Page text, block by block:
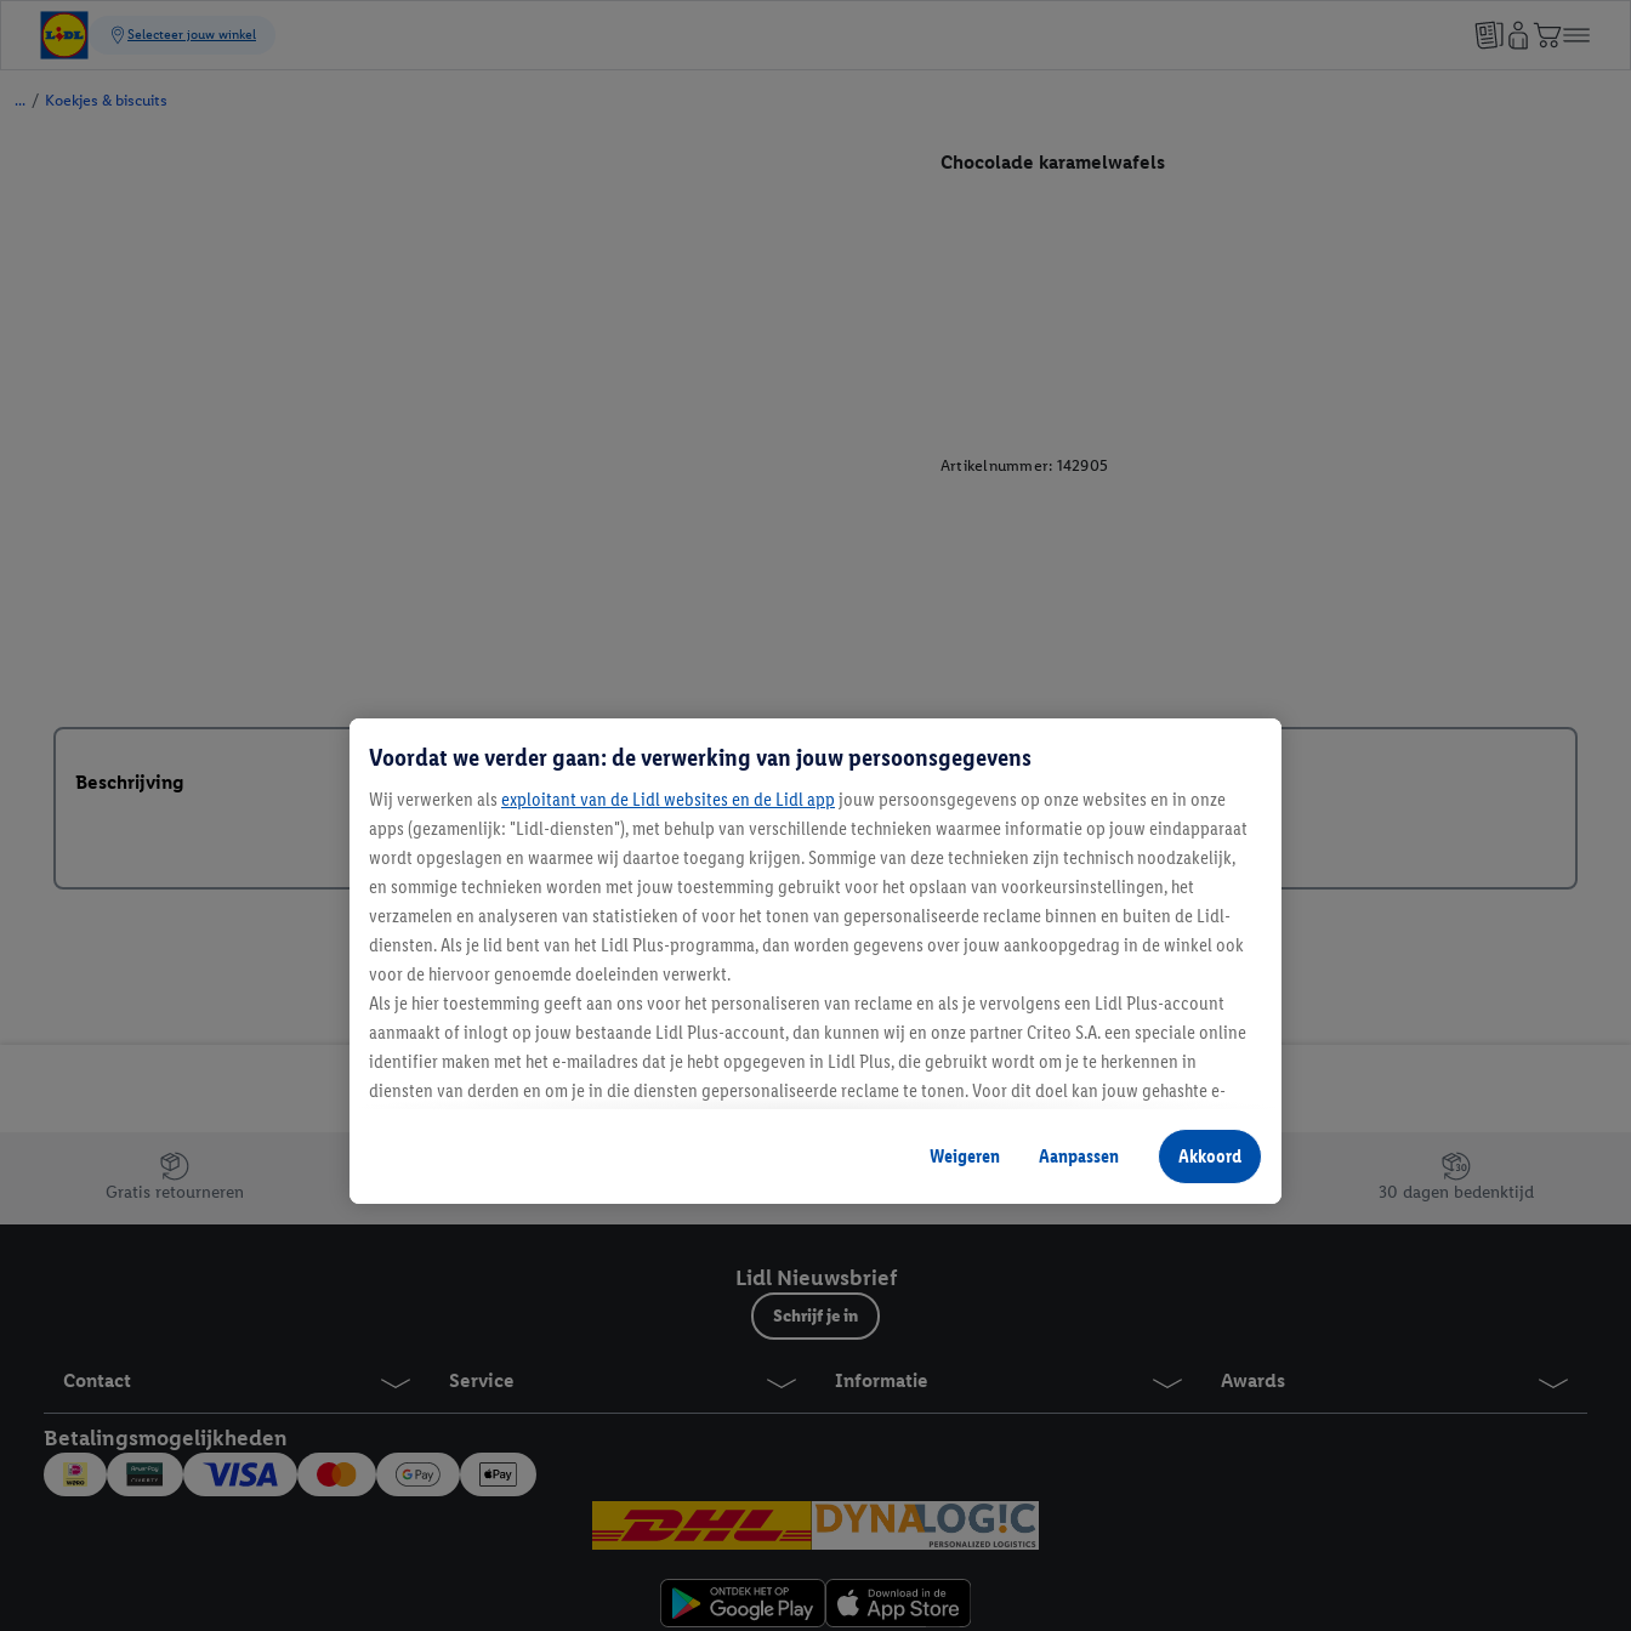
/ Koekjes & biscuits
Chocolade karamelwafels
Artikelnummer: 142905
Beschrijving
Lidl Nieuwsbrief
Jouw voordelen bij ons als Lidl webshop klant
Gratis retourneren 30 dagen bedenktijd
Lidl Nieuwsbrief
Schrijf je in
Contact Service Informatie Awards
Betalingsmogelijkheden
Voordat we verder gaan: de verwerking van jouw persoonsgegevens
Wij verwerken als exploitant van de Lidl websites en de Lidl app jouw persoonsgegevens op onze websites en in onze
apps (gezamenlijk: "Lidl-diensten"), met behulp van verschillende technieken waarmee informatie op jouw eindapparaat
wordt opgeslagen en waarmee wij daartoe toegang krijgen. Sommige van deze technieken zijn technisch noodzakelijk,
en sommige technieken worden met jouw toestemming gebruikt voor het opslaan van voorkeursinstellingen, het
verzamelen en analyseren van statistieken of voor het tonen van gepersonaliseerde reclame binnen en buiten de Lidl-
diensten. Als je lid bent van het Lidl Plus-programma, dan worden gegevens over jouw aankoopgedrag in de winkel ook
voor de hiervoor genoemde doeleinden verwerkt.
Als je hier toestemming geeft aan ons voor het personaliseren van reclame en als je vervolgens een Lidl Plus-account
aanmaakt of inlogt op jouw bestaande Lidl Plus-account, dan kunnen wij en onze partner Criteo S.A. een speciale online
identifier maken met het e-mailadres dat je hebt opgegeven in Lidl Plus, die gebruikt wordt om je te herkennen in
diensten van derden en om je in die diensten gepersonaliseerde reclame te tonen. Voor dit doel kan jouw gehashte e-
Als je hiervoor toestemming geeft, dan kunnen retargeting advertenties worden weergegeven voor producten waarin je
eerder interesse hebt getoond (bijvoorbeeld door het product in een winkelmandje van een online winkel te plaatsen
Lidl-diensten worden weergegeven, als verschillende eindapparaten en Lidl-diensten, met behulp van jouw gehashte e-
mailadres en met eventuele andere identifiers of met identifiers waarover Criteo S.A. beschikt, aan jou kunnen worden
verwerkingsdoeleinden je instemt. Verder kan je er meer informatie vinden over de gegevensverwerking.
Door te klikken op "Weigeren", kies je voor de optie dat er enkel technisch noodzakelijke cookies en vergelijkbare
Door op "Akkoord" te klikken, stem je in met alle verwerkingen voor alle bovengenoemde doeleinden. Meer informatie,
inclusief over de opslagperiode van de gegevens en je recht om jouw toestemming op elk gewenst moment in te
privacyverklaring.Je vindt de impressum voor de Lidl website hier.Klik
over de cookies die wij inzetten.
Weigeren Aanpassen Akkoord